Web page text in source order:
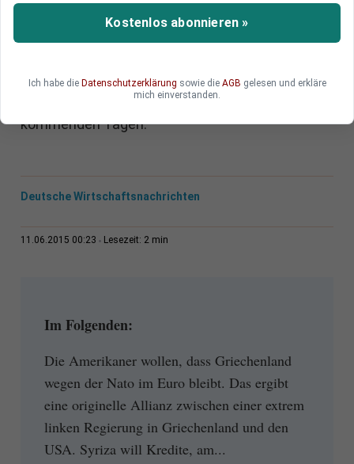
Im Schulden-Poker hat die Syriza-Regierung
zu weitgehenden Zugeständnissen bereit. Die
kommenden Tagen.
Deutsche Wirtschaftsnachrichten
11.06.2015 00:23 Lesezeit: 2 min
Im Folgenden:
Die Amerikaner wollen, dass Griechenland
wegen der Nato im Euro bleibt. Das ergibt
eine originelle Allianz zwischen einer extrem
linken Regierung in Griechenland und den
USA. Syriza will Kredite, am...
Kostenlos abonnieren »
Ich habe die Datenschutzerklärung sowie die AGB gelesen und erkläre
mich einverstanden.